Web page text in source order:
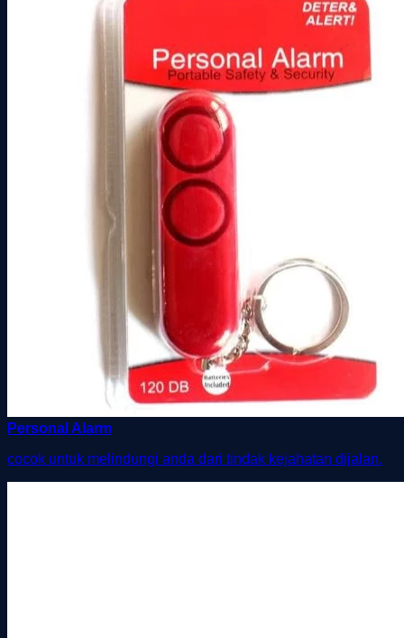
Personal Alarm
cocok untuk melindungi anda dari tindak kejahatan dijalan.